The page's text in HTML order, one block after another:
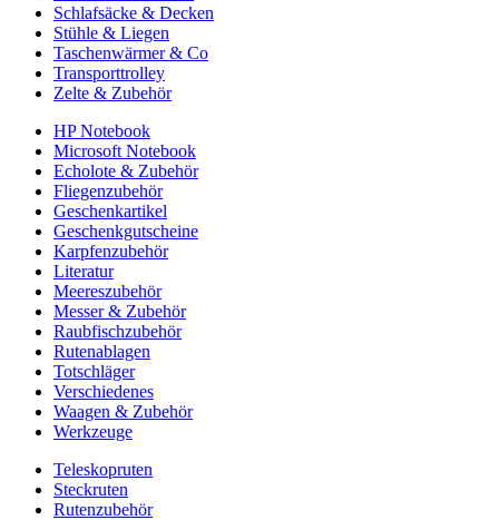
Schlafsäcke & Decken
Stühle & Liegen
Taschenwärmer & Co
Transporttrolley
Zelte & Zubehör
HP Notebook
Microsoft Notebook
Echolote & Zubehör
Fliegenzubehör
Geschenkartikel
Geschenkgutscheine
Karpfenzubehör
Literatur
Meereszubehör
Messer & Zubehör
Raubfischzubehör
Rutenablagen
Totschläger
Verschiedenes
Waagen & Zubehör
Werkzeuge
Teleskopruten
Steckruten
Rutenzubehör